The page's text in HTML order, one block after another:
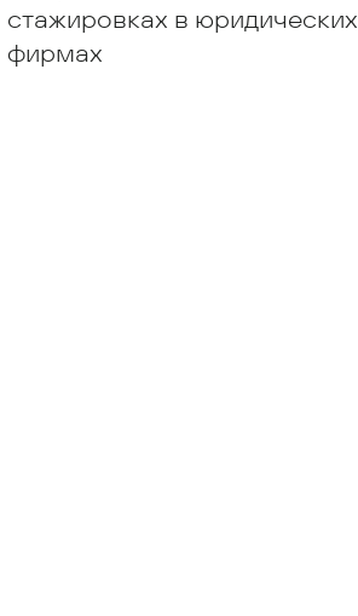
стажировках в юридических
фирмах